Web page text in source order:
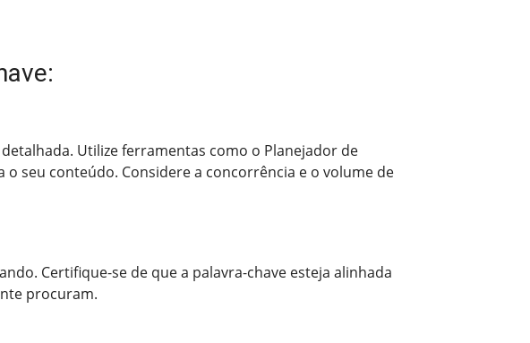
Utilize ferramentas como o Planejador de
seu conteúdo. Considere a concorrência e o volume de
Certifique-se de que a palavra-chave esteja alinhada
procuram.